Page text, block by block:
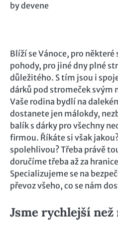
bydevene
Blíží se Vánoce, pro
pohody, pro jiné dny plné
důležitého. S tím jsou i
dárků pod stromeček svým
Vaše rodina bydlí na
dostanete jen málokdy,
balík s dárky pro všechny
firmou. Říkáte si však
spolehlivou? Třeba právě
doručíme třeba až za
Specializujeme se na
převoz všeho, co se nám
Jsme rychlejší